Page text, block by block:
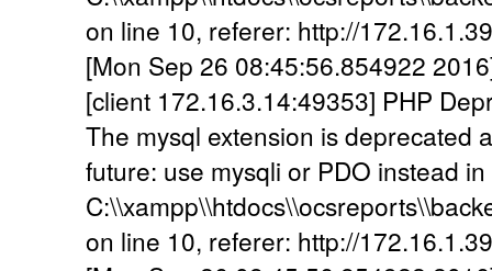
on line 10, referer: http://
[Mon Sep 26 08:45:56.854922
[client 172.16.3.14:49353] PHP
The mysql extension is deprecated
future: use mysqli or PDO instead in
on line 10, referer: http://